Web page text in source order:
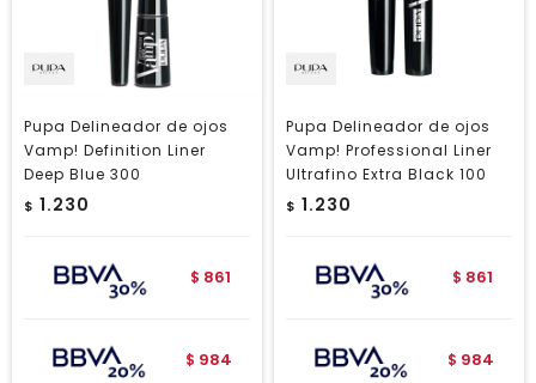
Pupa Delineador de ojos
Vamp! Definition Liner
Deep Blue 300
$ 1.230
$ 861
$ 984
Pupa Delineador de ojos
Vamp! Professional Liner
Ultrafino Extra Black 100
$ 1.230
$ 861
$ 984